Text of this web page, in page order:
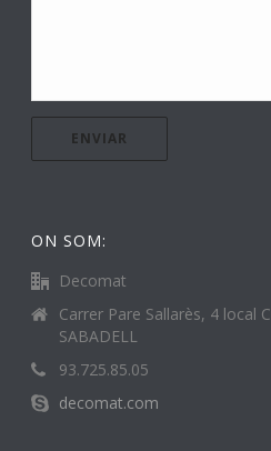
ON SOM:
Decomat
Carrer Pare Sallarès, 4 local C
SABADELL
93.725.85.05
decomat.com